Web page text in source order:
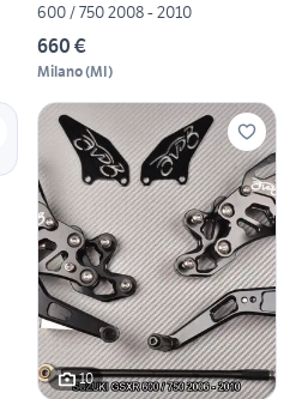
600 / 750 2008 - 2010
660 €
Milano(MI)
10